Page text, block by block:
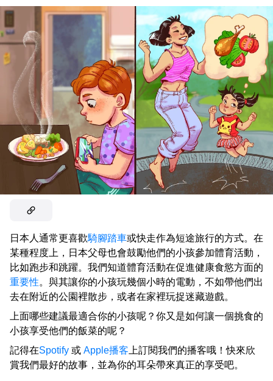
日本人通常更喜歡騎腳踏車或快走作為短途旅行的方式。在
某種程度上，日本父母也會鼓勵他們的小孩參加體育活動，
比如跑步和跳躍。我們知道體育活動在促進健康食慾方面的
重要性。與其讓你的小孩玩幾個小時的電動，不如帶他們出
去在附近的公園裡散步，或者在家裡玩捉迷藏遊戲。
上面哪些建議最適合你的小孩呢？你又是如何讓一個挑食的
小孩享受他們的飯菜的呢？
記得在Spotify 或 Apple播客 上訂閱我們的播客哦！快來欣
賞我們最好的故事，並為你的耳朵帶來真正的享受吧。